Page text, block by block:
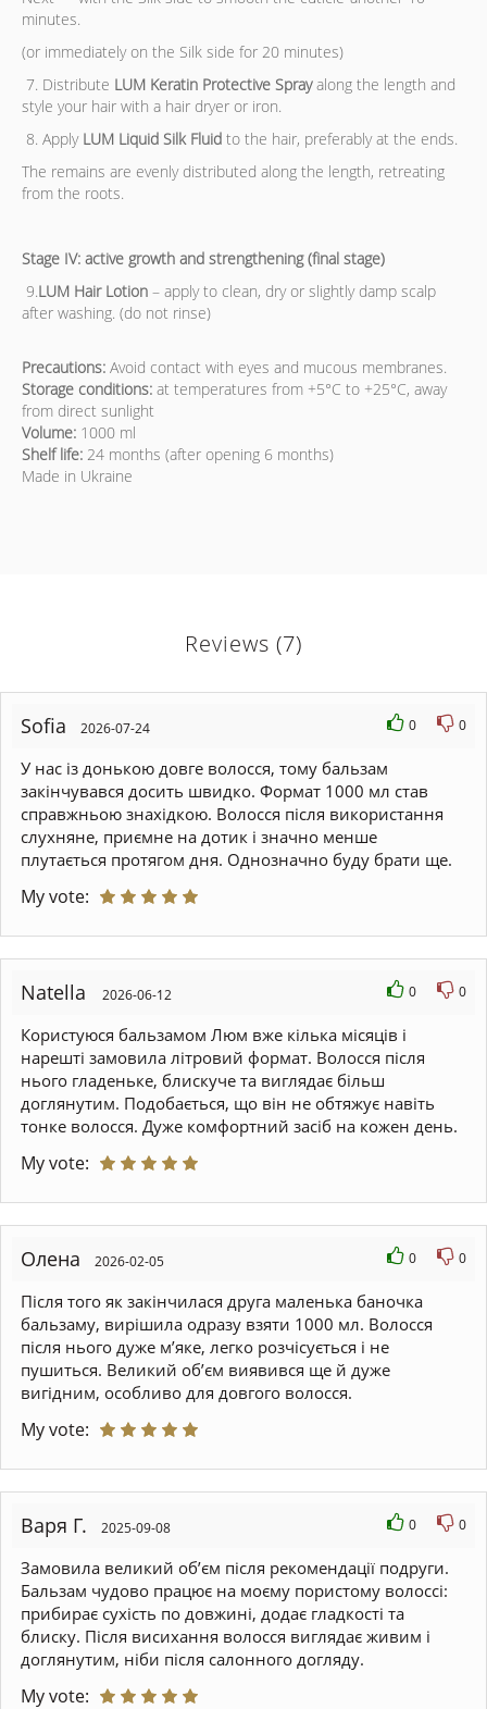
minutes.
(or immediately on the Silk side for 20 minutes)
7. Distribute LUM Keratin Protective Sprayalong the length and
style your hair with a hair dryer or iron.
8. Apply LUM Liquid Silk Fluid to the hair, preferably at the ends.
The remains are evenly distributed along the length, retreating
from the roots.
Stage IV: active growth and strengthening (final stage)
9.LUM Hair Lotion – apply to clean, dry or slightly damp scalp
after washing. (do not rinse)
Precautions: Avoid contact with eyes and mucous membranes.
Storage conditions: at temperatures from +5°C to +25°C, away
from direct sunlight
Volume: 1000 ml
Shelf life: 24 months (after opening 6 months)
Made in Ukraine
Reviews (7)
Sofia 2026-07-24 0 0
У нас із донькою довге волосся, тому бальзам
закінчувався досить швидко. Формат 1000 мл став
справжньою знахідкою. Волосся після використання
слухняне, приємне на дотик і значно менше
плутається протягом дня. Однозначно буду брати ще.
My vote:
Natella 2026-06-12 0 0
Користуюся бальзамом Люм вже кілька місяців і
нарешті замовила літровий формат. Волосся після
нього гладеньке, блискуче та виглядає більш
доглянутим. Подобається, що він не обтяжує навіть
тонке волосся. Дуже комфортний засіб на кожен день.
My vote:
Олена 2026-02-05 0 0
Після того як закінчилася друга маленька баночка
бальзаму, вирішила одразу взяти 1000 мл. Волосся
після нього дуже м’яке, легко розчісується і не
пушиться. Великий об’єм виявився ще й дуже
вигідним, особливо для довгого волосся.
My vote:
Варя Г. 2025-09-08 0 0
Замовила великий об’єм після рекомендації подруги.
Бальзам чудово працює на моєму пористому волоссі:
прибирає сухість по довжині, додає гладкості та
блиску. Після висихання волосся виглядає живим і
доглянутим, ніби після салонного догляду.
My vote: